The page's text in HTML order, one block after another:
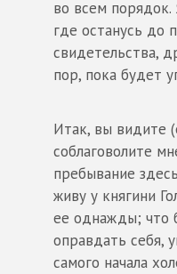
во всем
где останусь до
свидетельства,
пор, пока будет
Итак, вы видите
соблаговолите
пребывание
живу у княгини
ее однажды; что
оправдать себя,
самого начала